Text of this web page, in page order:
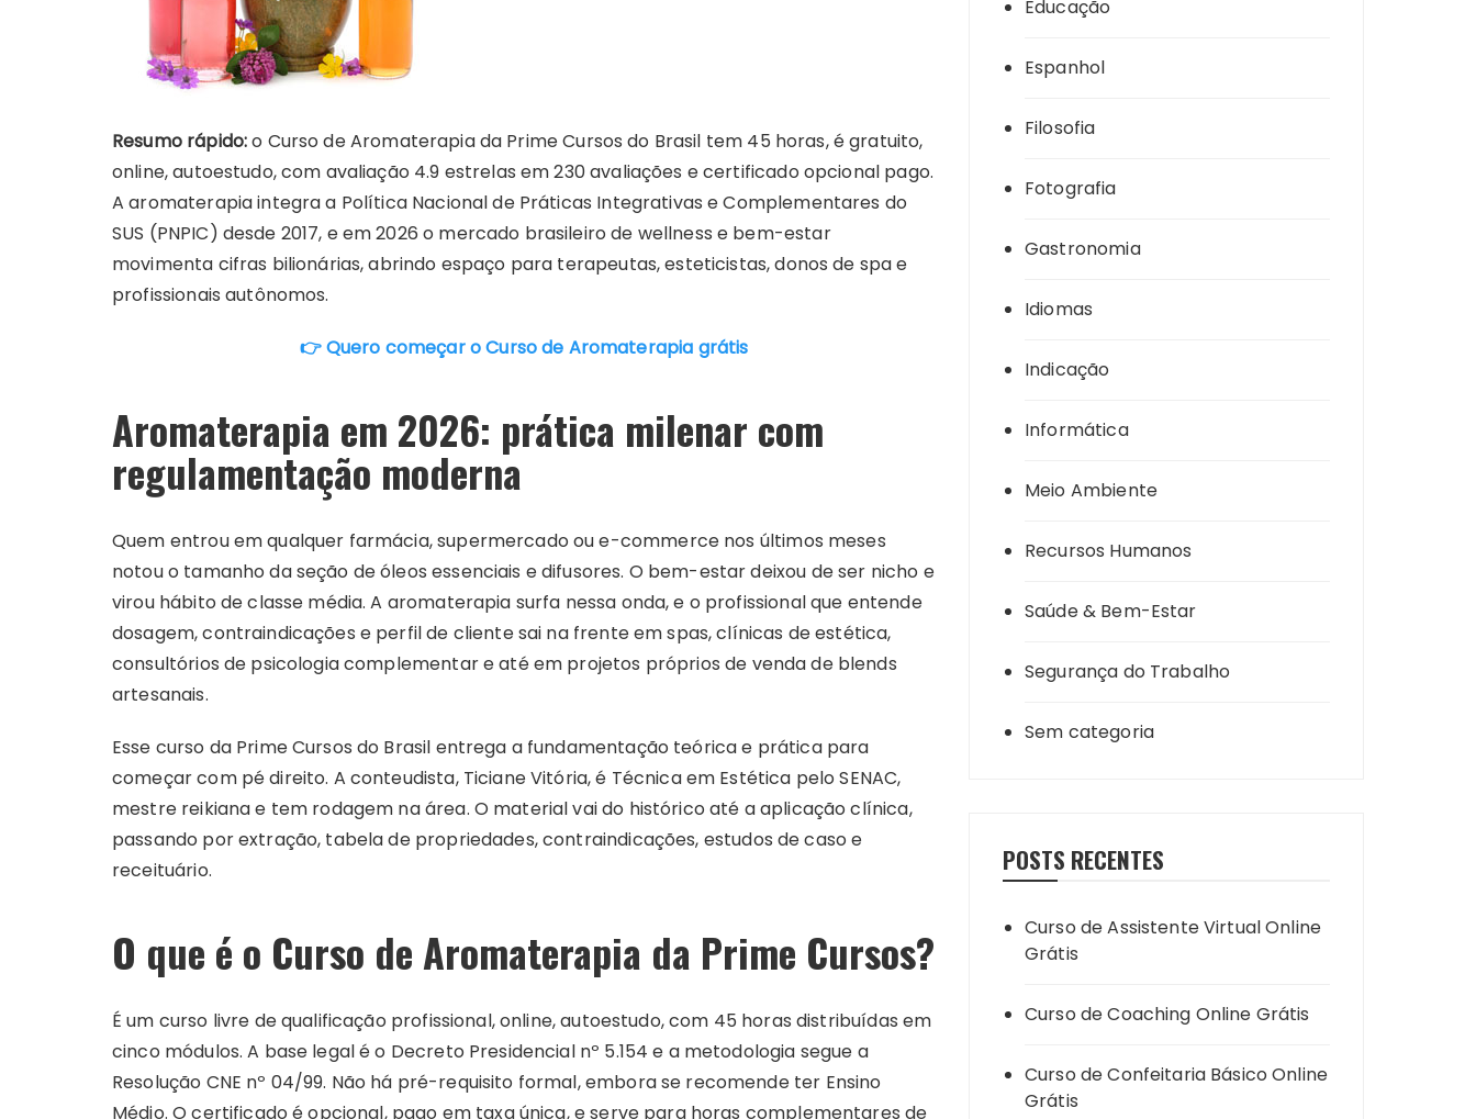
Resumo rápido:o Curso de Aromaterapia da Prime Cursos do Brasil tem 45 horas, é gratuito,
online, autoestudo, com avaliação 4.9 estrelas em 230 avaliações e certificado opcional pago.
A aromaterapia integra a Política Nacional de Práticas Integrativas e Complementares do
SUS (PNPIC) desde 2017, e em 2026 o mercado brasileiro de wellness e bem-estar
movimenta cifras bilionárias, abrindo espaço para terapeutas, esteticistas, donos de spa e
profissionais autônomos.
👉 Quero começar o Curso de Aromaterapia grátis
Aromaterapia em 2026: prática milenar com
regulamentação moderna
Quem entrou em qualquer farmácia, supermercado ou e-commerce nos últimos meses
notou o tamanho da seção de óleos essenciais e difusores. O bem-estar deixou de ser nicho e
virou hábito de classe média. A aromaterapia surfa nessa onda, e o profissional que entende
dosagem, contraindicações e perfil de cliente sai na frente em spas, clínicas de estética,
consultórios de psicologia complementar e até em projetos próprios de venda de blends
artesanais.
Esse curso da Prime Cursos do Brasil entrega a fundamentação teórica e prática para
começar com pé direito. A conteudista, Ticiane Vitória, é Técnica em Estética pelo SENAC,
mestre reikiana e tem rodagem na área. O material vai do histórico até a aplicação clínica,
passando por extração, tabela de propriedades, contraindicações, estudos de caso e
receituário.
O que é o Curso de Aromaterapia da Prime Cursos?
É um curso livre de qualificação profissional, online, autoestudo, com 45 horas distribuídas em
cinco módulos. A base legal é o Decreto Presidencial nº 5.154 e a metodologia segue a
Resolução CNE nº 04/99. Não há pré-requisito formal, embora se recomende ter Ensino
Médio. O certificado é opcional, pago em taxa única, e serve para horas complementares de
Educação
Espanhol
Filosofia
Fotografia
Gastronomia
Idiomas
Indicação
Informática
Meio Ambiente
Recursos Humanos
Saúde & Bem-Estar
Segurança do Trabalho
Sem categoria
POSTS RECENTES
Curso de Assistente Virtual Online
Grátis
Curso de Coaching Online Grátis
Curso de Confeitaria Básico Online
Grátis